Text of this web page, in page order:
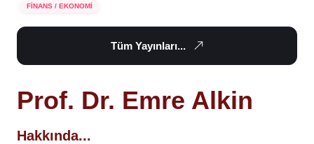
FİNANS / EKONOMİ
Tüm Yayınları...
Prof. Dr. Emre Alkin
Hakkında...